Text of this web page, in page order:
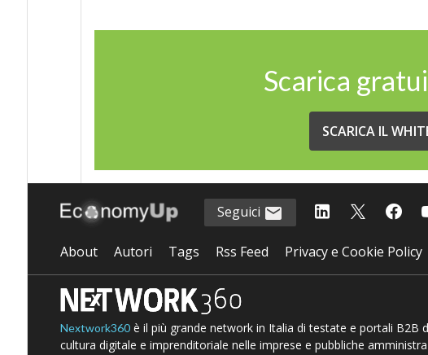
Scarica
SCARICA IL
Seguici
About Autori Tags Rss Feed Privacy e Cookie Policy
Nextwork360è il più grande network in Italia di testate e portali B2B
cultura digitale e imprenditoriale nelle imprese e pubbliche